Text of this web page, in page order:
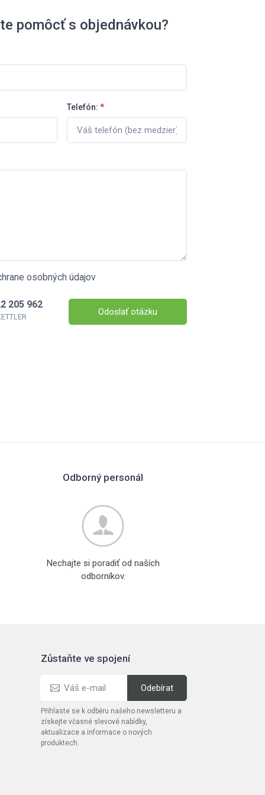
pomôcť s objednávkou?
Telefón: *
osobných údajov
205 962
Odoslať otázku
Odborný personál
Nechajte si poradiť od naších
odborníkov.
Zůstaňte ve spojení
Přihlaste se k odběru našeho newsletteru a
získejte včasné slevové nabídky,
aktualizace a informace o nových
produktech.